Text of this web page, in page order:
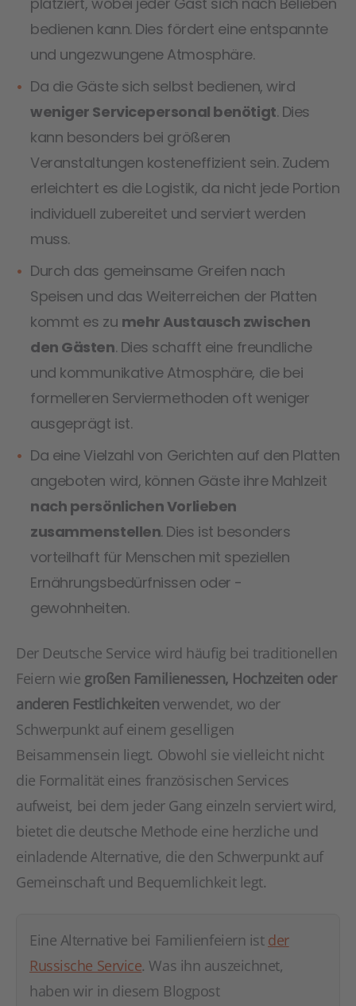
bedienen kann. Dies fördert eine entspannte
und ungezwungene Atmosphäre.
Da die Gäste sich selbst bedienen, wird
weniger Servicepersonal benötigt. Dies
kann besonders bei größeren
Veranstaltungen kosteneffizient sein. Zudem
erleichtert es die Logistik, da nicht jede Portion
individuell zubereitet und serviert werden
muss.
Durch das gemeinsame Greifen nach
Speisen und das Weiterreichen der Platten
kommt es zu mehr Austausch zwischen
den Gästen. Dies schafft eine freundliche
und kommunikative Atmosphäre, die bei
formelleren Serviermethoden oft weniger
ausgeprägt ist.
Da eine Vielzahl von Gerichten auf den Platten
angeboten wird, können Gäste ihre Mahlzeit
nach persönlichen Vorlieben
zusammenstellen. Dies ist besonders
vorteilhaft für Menschen mit speziellen
Ernährungsbedürfnissen oder -
gewohnheiten.
Der Deutsche Service wird häufig bei traditionellen
Feiern wie großen Familienessen, Hochzeiten oder
anderen Festlichkeiten verwendet, wo der
Schwerpunkt auf einem geselligen
Beisammensein liegt. Obwohl sie vielleicht nicht
die Formalität eines französischen Services
aufweist, bei dem jeder Gang einzeln serviert wird,
bietet die deutsche Methode eine herzliche und
einladende Alternative, die den Schwerpunkt auf
Gemeinschaft und Bequemlichkeit legt.
Eine Alternative bei Familienfeiern ist der
Russische Service. Was ihn auszeichnet,
haben wir in diesem Blogpost